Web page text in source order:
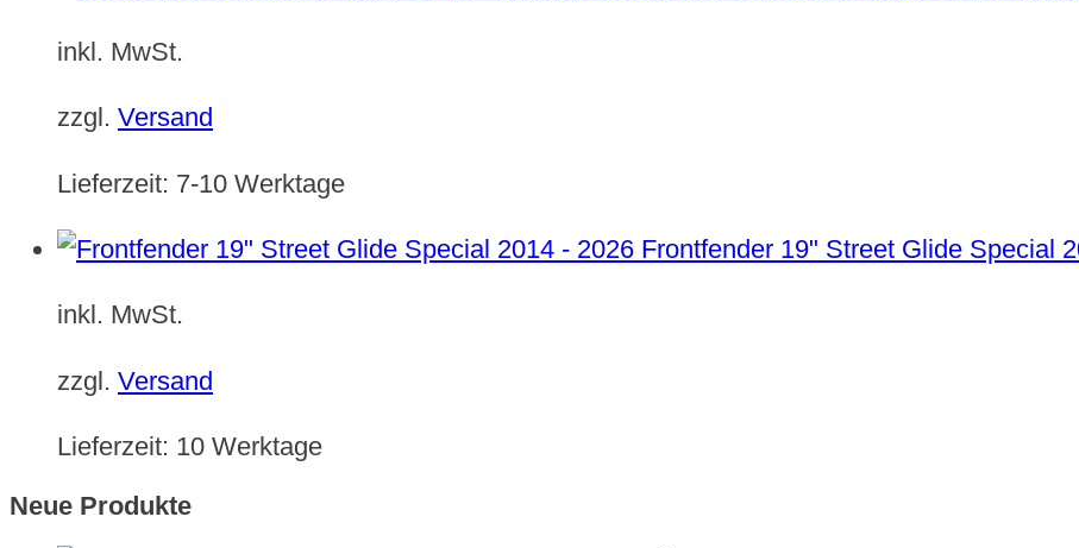
inkl. MwSt.
zzgl. Versand
Lieferzeit: 7-10 Werktage
Frontfender 19" Street Glide Special
inkl. MwSt.
zzgl. Versand
Lieferzeit: 10 Werktage
Neue Produkte